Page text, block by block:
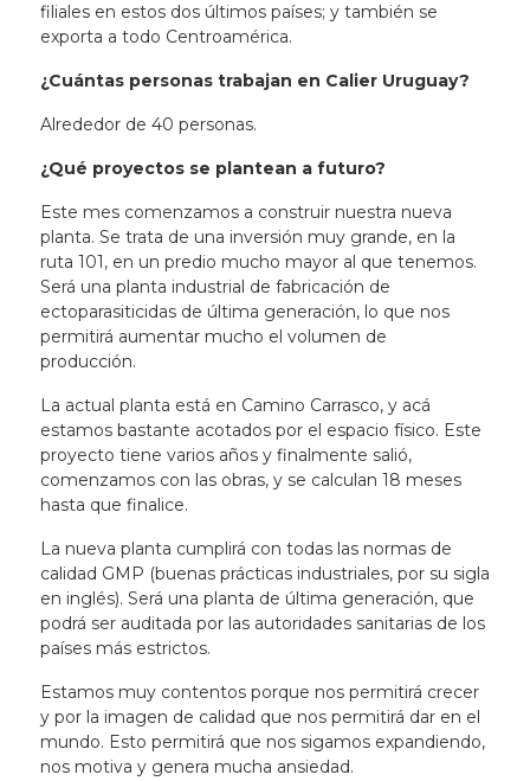
filiales en estos dos últimos países; y también se
exporta a todo Centroamérica.
¿Cuántas personas trabajan en Calier Uruguay?
Alrededor de 40 personas.
¿Qué proyectos se plantean a futuro?
Este mes comenzamos a construir nuestra nueva
planta. Se trata de una inversión muy grande, en la
ruta 101, en un predio mucho mayor al que tenemos.
Será una planta industrial de fabricación de
ectoparasiticidas de última generación, lo que nos
permitirá aumentar mucho el volumen de
producción.
La actual planta está en Camino Carrasco, y acá
estamos bastante acotados por el espacio físico. Este
proyecto tiene varios años y finalmente salió,
comenzamos con las obras, y se calculan 18 meses
hasta que finalice.
La nueva planta cumplirá con todas las normas de
calidad GMP (buenas prácticas industriales, por su sigla
en inglés). Será una planta de última generación, que
podrá ser auditada por las autoridades sanitarias de los
países más estrictos.
Estamos muy contentos porque nos permitirá crecer
y por la imagen de calidad que nos permitirá dar en el
mundo. Esto permitirá que nos sigamos expandiendo,
nos motiva y genera mucha ansiedad.